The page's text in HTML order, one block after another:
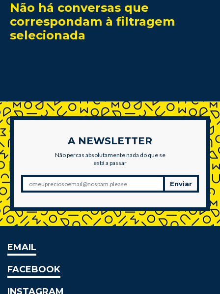
Não há conversas que
correspondam à filtragem
selecionada
A NEWSLETTER
Não percas absolutamente nada do que se
está a passar
Enviar
EMAIL
FACEBOOK
INSTAGRAM